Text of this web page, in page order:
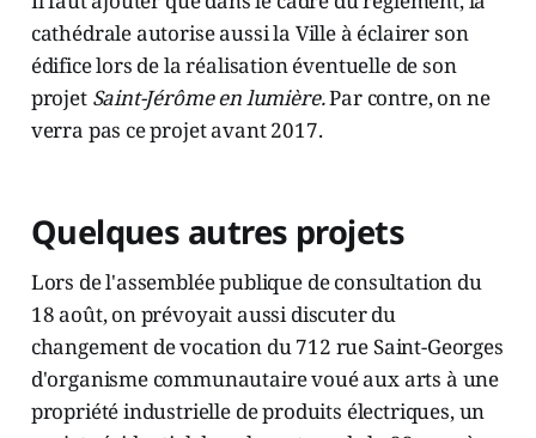
cathédrale autorise aussi la Ville à éclairer son
édifice lors de la réalisation éventuelle de son
projet Saint-Jérôme en lumière.Par contre, on ne
verra pas ce projet avant 2017.
Quelques autres projets
Lors de l'assemblée publique de consultation du
18 août, on prévoyait aussi discuter du
changement de vocation du 712 rue Saint-Georges
d'organisme communautaire voué aux arts à une
propriété industrielle de produits électriques, un